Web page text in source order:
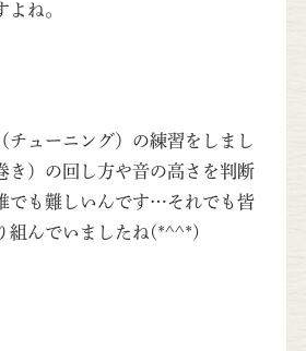
よね。
チューニング）の練習をしまし
き）の回し方や音の高さを判断
でも難しいんです…それでも皆
組んでいましたね(*^^*)